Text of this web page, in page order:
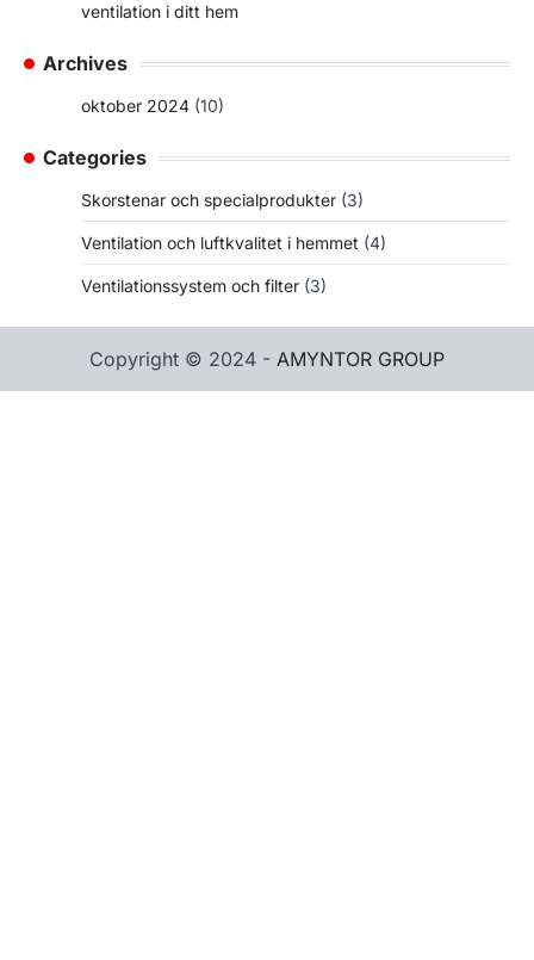
ventilation i ditt hem
Archives
oktober 2024 (10)
Categories
Skorstenar och specialprodukter (3)
Ventilation och luftkvalitet i hemmet (4)
Ventilationssystem och filter (3)
Copyright © 2024 - AMYNTOR GROUP